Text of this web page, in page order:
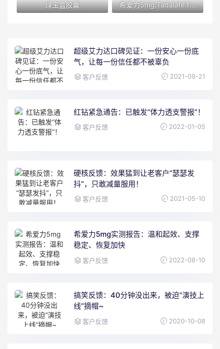
绿宝盒胶囊 希爱力5mg,Tadalafil Tablets 5mg
超级艾力达口碑见证：一份安心一份底
气，让每一份信任都不被辜负
客户反馈 2021-09-21
红钻紧急通告：已触发“体力透支警报”！
客户反馈 2022-01-05
硬核反馈：效果猛到让老客户“瑟瑟发
抖”，只敢减量服用！
客户反馈 2021-05-10
希爱力5mg实测报告：温和起效、支撑
稳定、恢复加快
客户反馈 2022-08-10
搞笑反馈：40分钟没出来，被迫“演技上
线”摘帽~
客户反馈 2020-10-08